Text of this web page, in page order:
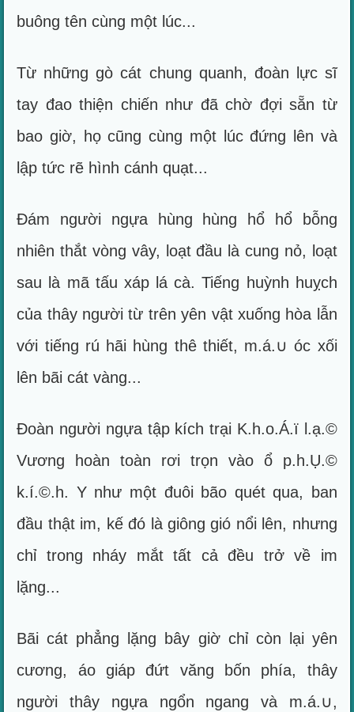
buông tên cùng một lúc...
Từ những gò cát chung quanh, đoàn lực sĩ
tay đao thiện chiến như đã chờ đợi sẵn từ
bao giờ, họ cũng cùng một lúc đứng lên và
lập tức rẽ hình cánh quạt...
Đám người ngựa hùng hùng hổ hổ bỗng
nhiên thắt vòng vây, loạt đầu là cung nỏ, loạt
sau là mã tấu xáp lá cà. Tiếng huỳnh huỵch
của thây người từ trên yên vật xuống hòa lẫn
với tiếng rú hãi hùng thê thiết, m.á.∪ óc xối
lên bãi cát vàng...
Đoàn người ngựa tập kích trại K.h.o.Á.ï l.ạ.©
Vương hoàn toàn rơi trọn vào ổ p.h.Ụ.©
k.í.©.h. Y như một đuôi bão quét qua, ban
đầu thật im, kế đó là giông gió nổi lên, nhưng
chỉ trong nháy mắt tất cả đều trở về im
lặng...
Bãi cát phẳng lặng bây giờ chỉ còn lại yên
cương, áo giáp đứt văng bốn phía, thây
người thây ngựa ngổn ngang và m.á.∪,